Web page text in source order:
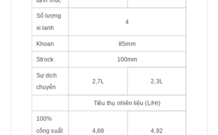
Số lượng
xi lanh
4
Khoan 85mm
Strock 100mm
Sự dịch
chuyển
2,7L 2,3L
Tiêu thụ nhiên liệu (L/Hr)
100%
công suất
4,68 4,92